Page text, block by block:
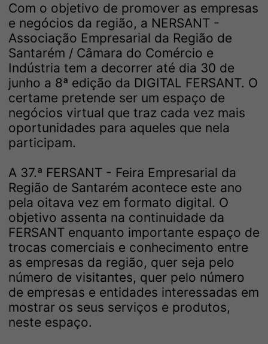
Com o objetivo de promover as empresas
e negócios da região, a NERSANT -
Associação Empresarial da Região de
Santarém / Câmara do Comércio e
Indústria tem a decorrer até dia 30 de
junho a 8ª edição da DIGITAL FERSANT. O
certame pretende ser um espaço de
negócios virtual que traz cada vez mais
oportunidades para aqueles que nela
participam.
A 37.ª FERSANT - Feira Empresarial da
Região de Santarém acontece este ano
pela oitava vez em formato digital. O
objetivo assenta na continuidade da
FERSANT enquanto importante espaço de
trocas comerciais e conhecimento entre
as empresas da região, quer seja pelo
número de visitantes, quer pelo número
de empresas e entidades interessadas em
mostrar os seus serviços e produtos,
neste espaço.